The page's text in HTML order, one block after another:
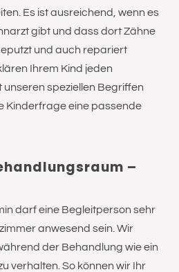
Es ist ausreichend, wenn es
gibt und dass dort Zähne
und auch repariert
Ihrem Kind jeden
speziellen Begriffen
Kinderfrage eine passende
–
darf eine Begleitperson sehr
anwesend sein. Wir
der Behandlung wie ein
verhalten. So können wir Ihr